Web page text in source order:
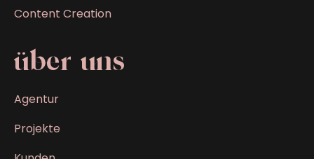
Content Creation
über uns
Agentur
Projekte